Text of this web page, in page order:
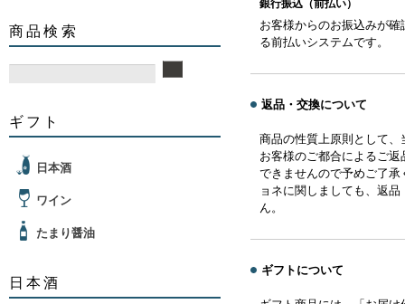
商品検索
ギフト
日本酒
ワイン
たまり醤油
日本酒
銀行振込（前払い）
お客様からのお振込みが
る前払いシステムです。
返品・交換について
商品の性質上原則として
お客様のご都合によるご
できませんので予めご了
ョネに関しましても、返
ん。
ギフトについて